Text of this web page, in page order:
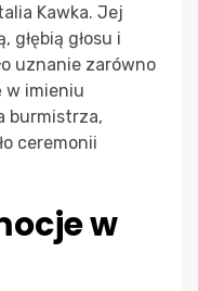
Kawka. Jej
głębią głosu i
uznanie zarówno
w imieniu
burmistrza,
ceremonii
w